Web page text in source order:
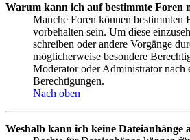
Warum kann ich auf bestimmte Foren
Manche Foren können bestimmten
vorbehalten sein. Um diese
schreiben oder andere Vorgänge
möglicherweise besondere
Moderator oder Administrator nach
Berechtigungen.
Nach oben
Weshalb kann ich keine Dateianhänge